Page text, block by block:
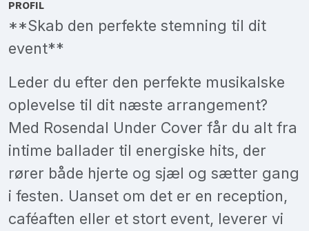
PROFIL
**Skab den perfekte stemning til dit
event**
Leder du efter den perfekte musikalske
oplevelse til dit næste arrangement?
Med Rosendal Under Cover får du alt fra
intime ballader til energiske hits, der
rører både hjerte og sjæl og sætter gang
i festen. Uanset om det er en reception,
caféaften eller et stort event, leverer vi